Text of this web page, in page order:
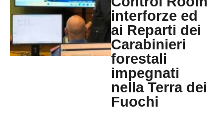
interforze ed
ai Reparti dei
Carabinieri
forestali
impegnati
nella Terra dei
Fuochi